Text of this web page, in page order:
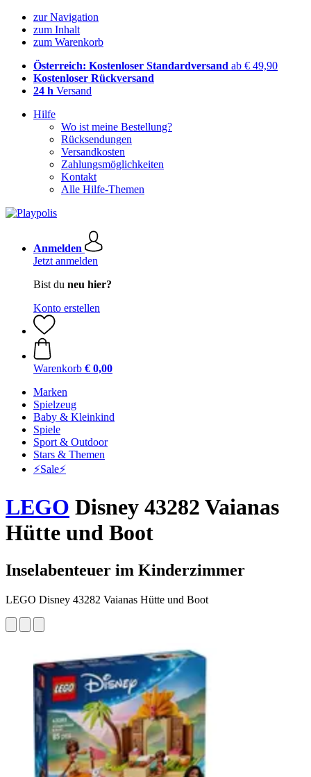
zur Navigation
zum Inhalt
zum Warenkorb
Österreich: Kostenloser Standardversand ab € 49,90
Kostenloser Rückversand
24 h Versand
Hilfe
Wo ist meine Bestellung?
Rücksendungen
Versandkosten
Zahlungsmöglichkeiten
Kontakt
Alle Hilfe-Themen
Anmelden
Jetzt anmelden
Bist du neu hier?
Konto erstellen
Warenkorb € 0,00
Marken
Spielzeug
Baby & Kleinkind
Spiele
Sport & Outdoor
Stars & Themen
⚡️Sale⚡️
LEGO Disney 43282 Vaianas
Hütte und Boot
Inselabenteuer im Kinderzimmer
LEGO Disney 43282 Vaianas Hütte und Boot